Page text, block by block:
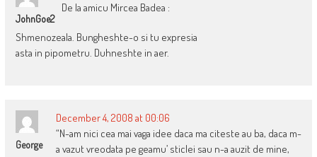
JohnGoe2
De la amicu Mircea Badea :
Shmenozeala. Bungheshte-o si tu expresia
asta in pipometru. Duhneshte in aer.
George
December 4, 2008 at 00:06
“N-am nici cea mai vaga idee daca ma citeste au ba, daca m-
a vazut vreodata pe geamu’ sticlei sau n-a auzit de mine,